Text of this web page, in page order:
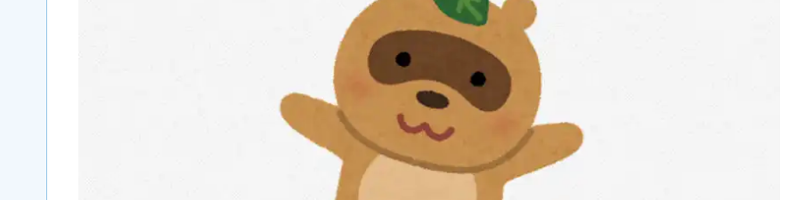
【悲報】 おわり。
海外「日本なんて行くんじゃなかった…」 日本を知
【動画】 クソガキロケット、怖すぎる…これよく轢
海外「全部日本の真似だったのか…」 日本の普通の
「アメリカと日本では漂ってる空気が違う。アメリカ
女バージョンのチー牛画像にそっくりすぎる女性、見